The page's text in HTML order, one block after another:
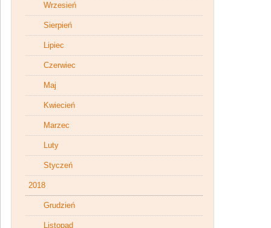
Wrzesień
Sierpień
Lipiec
Czerwiec
Maj
Kwiecień
Marzec
Luty
Styczeń
2018
Grudzień
Listopad